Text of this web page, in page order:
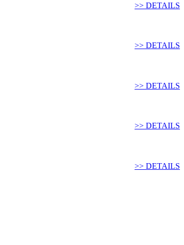
>> DETAILS
>> DETAILS
>> DETAILS
>> DETAILS
>> DETAILS